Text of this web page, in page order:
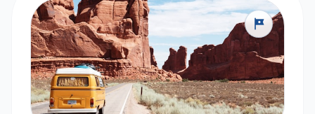
tour